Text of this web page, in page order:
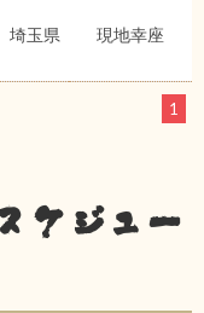
埼玉県 現地幸座
1
ケジュー